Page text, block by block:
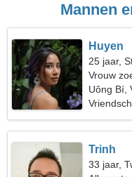
Mannen
Huyen
25 jaar,
Vrouw
Uông Bí,
Trinh
33 jaar,